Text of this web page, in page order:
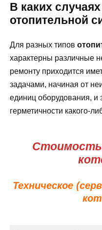
В каких
отопительной
Для разных типов
характерны различные
ремонту приходится
задачами, начиная от
единиц оборудования, и
герметичности какого-
Стоимость
Техническое